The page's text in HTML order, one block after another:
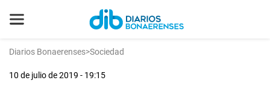
Diarios Bonaerenses>Sociedad
10 de julio de 2019 - 19:15